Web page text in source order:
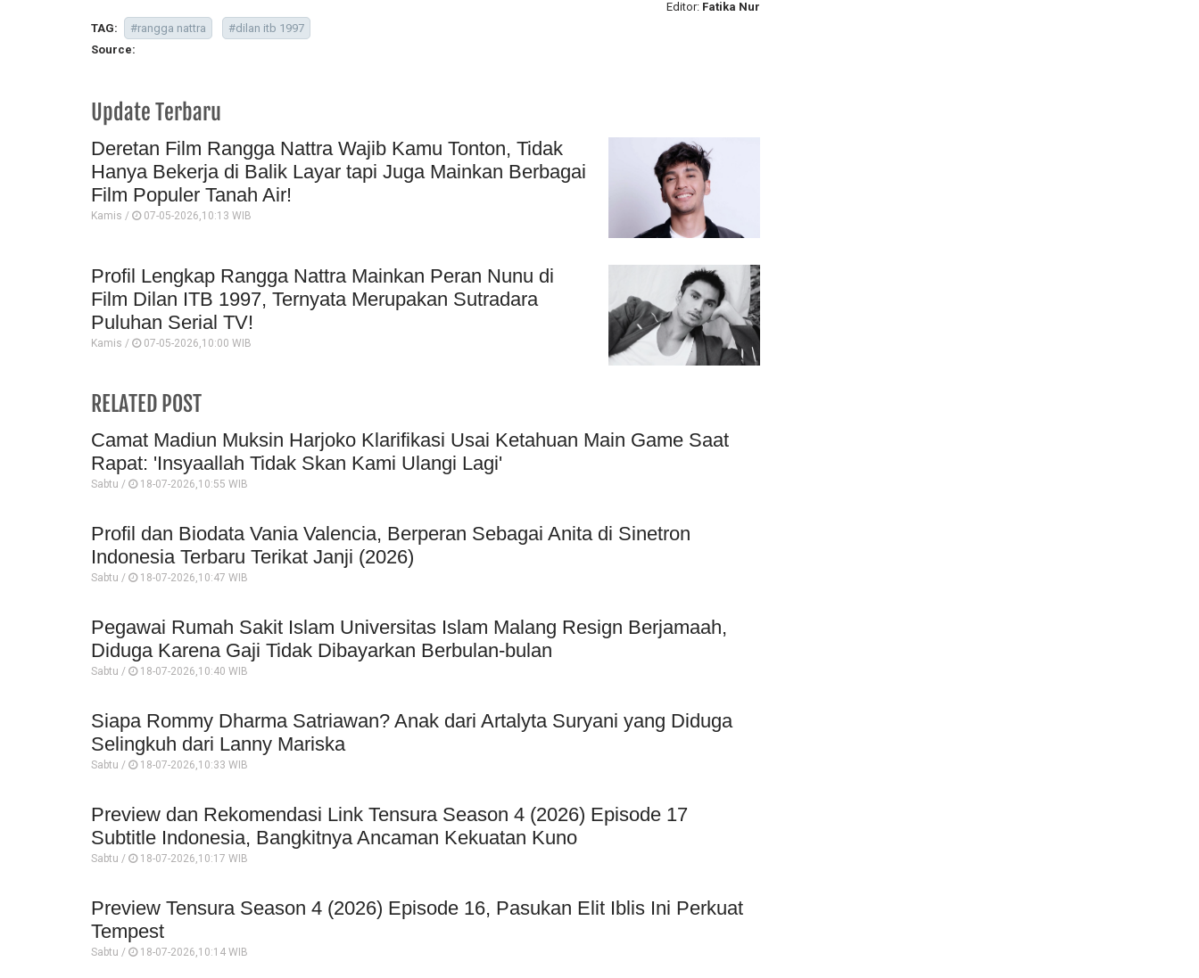
Editor: Fatika Nur
TAG:
#rangga nattra
#dilan itb 1997
Source:
Update Terbaru
Deretan Film Rangga Nattra Wajib Kamu Tonton, Tidak
Hanya Bekerja di Balik Layar tapi Juga Mainkan Berbagai
Film Populer Tanah Air!
Kamis / 07-05-2026,10:13 WIB
Profil Lengkap Rangga Nattra Mainkan Peran Nunu di
Film Dilan ITB 1997, Ternyata Merupakan Sutradara
Puluhan Serial TV!
Kamis / 07-05-2026,10:00 WIB
RELATED POST
Camat Madiun Muksin Harjoko Klarifikasi Usai Ketahuan Main Game Saat
Rapat: 'Insyaallah Tidak Skan Kami Ulangi Lagi'
Sabtu / 18-07-2026,10:55 WIB
Profil dan Biodata Vania Valencia, Berperan Sebagai Anita di Sinetron
Indonesia Terbaru Terikat Janji (2026)
Sabtu / 18-07-2026,10:47 WIB
Pegawai Rumah Sakit Islam Universitas Islam Malang Resign Berjamaah,
Diduga Karena Gaji Tidak Dibayarkan Berbulan-bulan
Sabtu / 18-07-2026,10:40 WIB
Siapa Rommy Dharma Satriawan? Anak dari Artalyta Suryani yang Diduga
Selingkuh dari Lanny Mariska
Sabtu / 18-07-2026,10:33 WIB
Preview dan Rekomendasi Link Tensura Season 4 (2026) Episode 17
Subtitle Indonesia, Bangkitnya Ancaman Kekuatan Kuno
Sabtu / 18-07-2026,10:17 WIB
Preview Tensura Season 4 (2026) Episode 16, Pasukan Elit Iblis Ini Perkuat
Tempest
Sabtu / 18-07-2026,10:14 WIB